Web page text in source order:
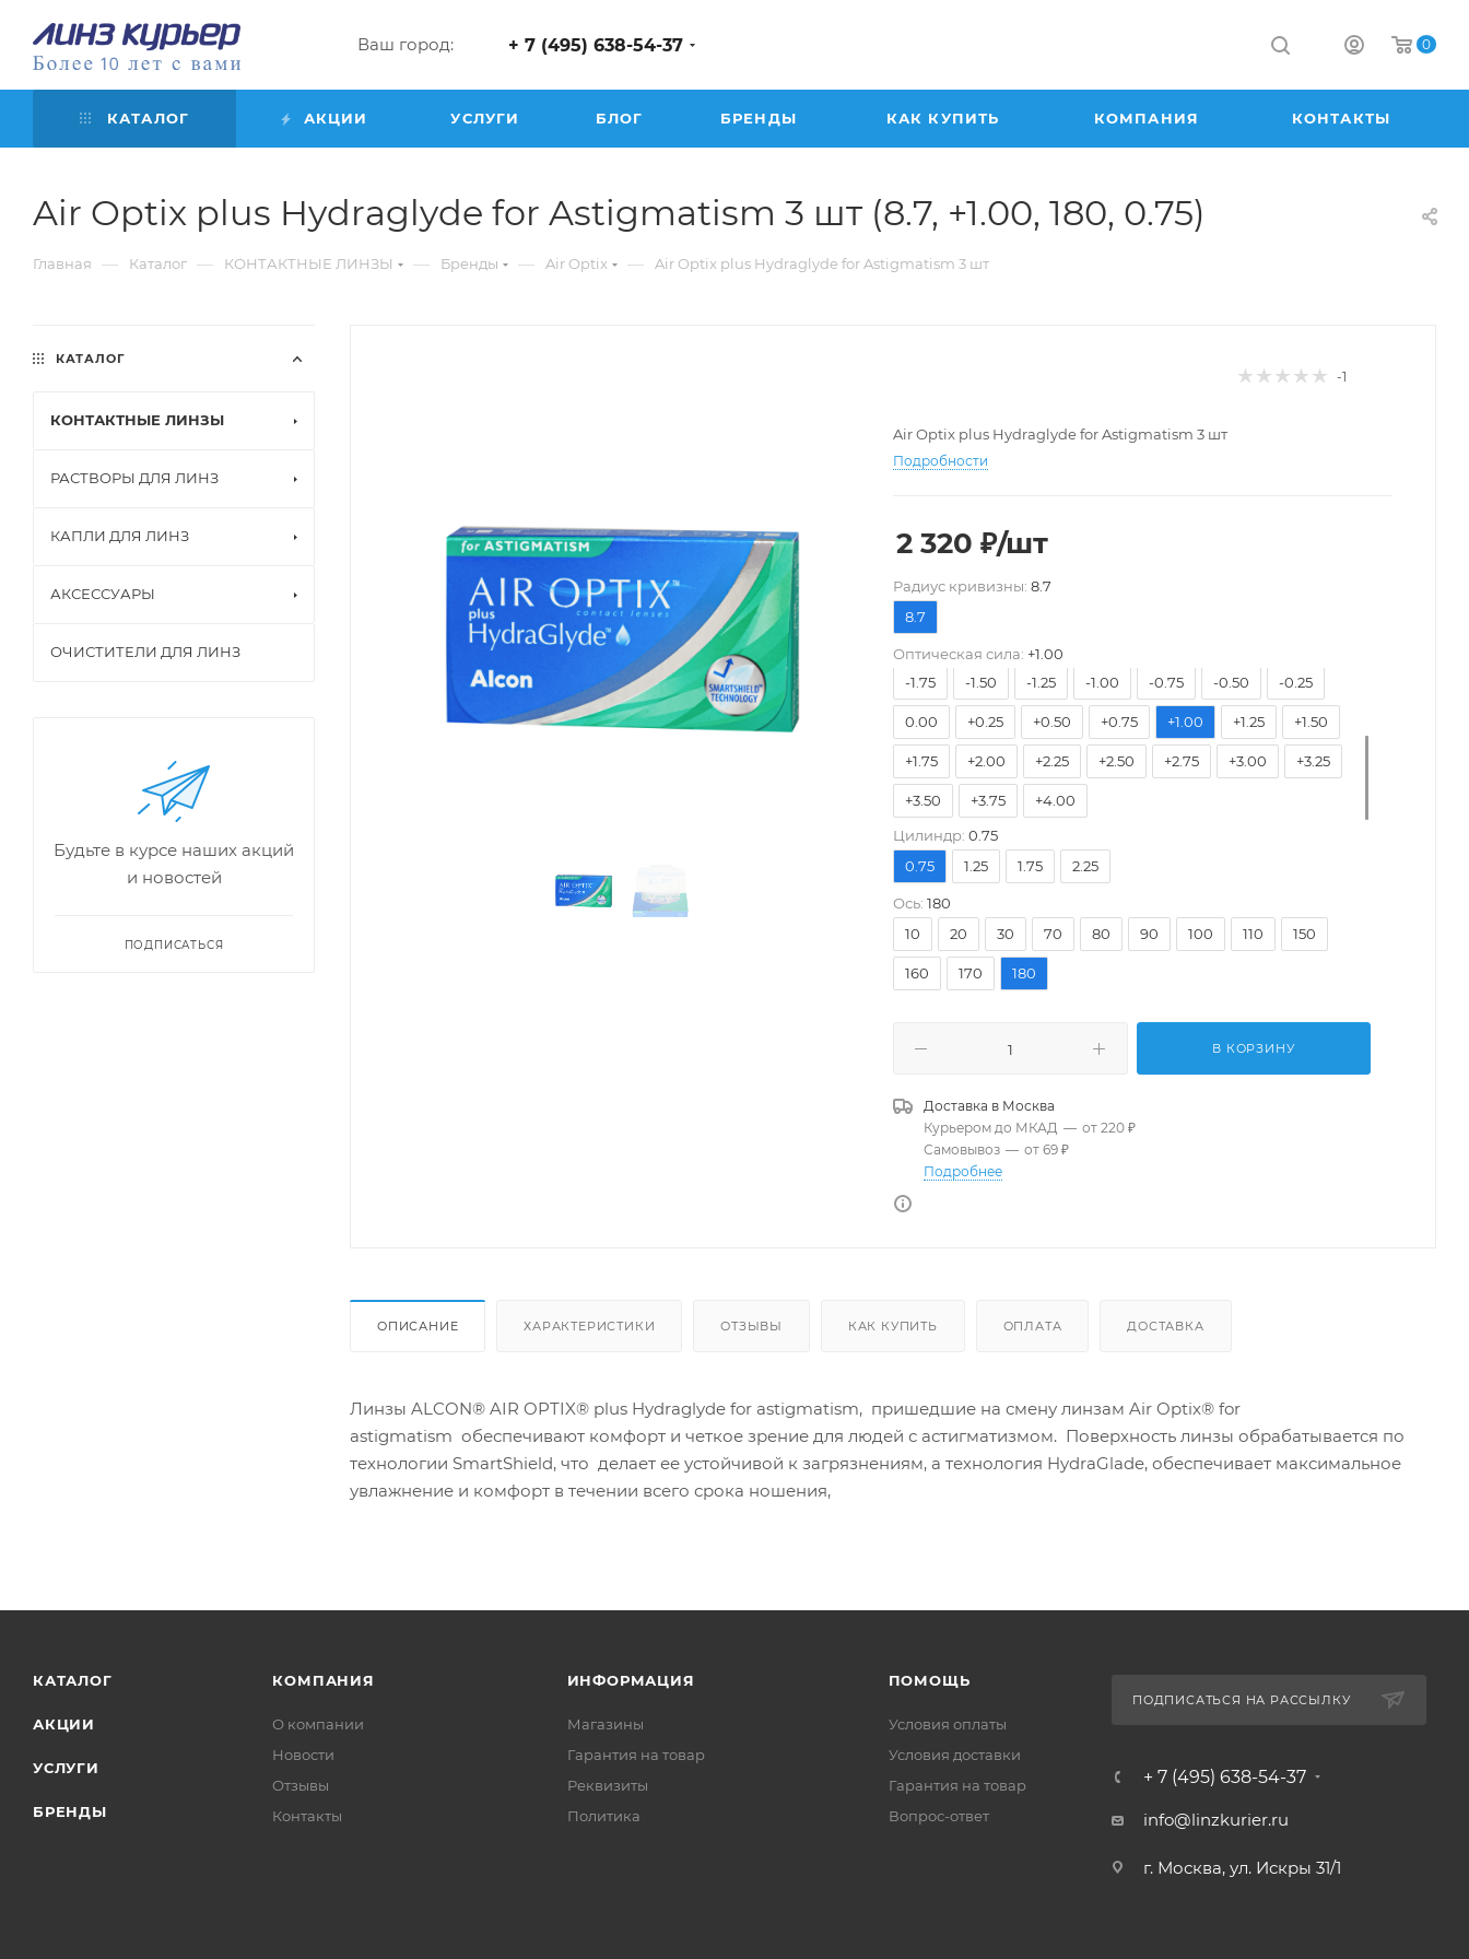
Ваш город: + 7 (495) 638-54-37 0
КАТАЛОГ АКЦИИ УСЛУГИ БЛОГ БРЕНДЫ КАК КУПИТЬ КОМПАНИЯ КОНТАКТЫ
Air Optix plus Hydraglyde for Astigmatism 3 шт (8.7, +1.00, 180, 0.75)
Главная — Каталог — КОНТАКТНЫЕ ЛИНЗЫ — Бренды — Air Optix — Air Optix plus Hydraglyde for Astigmatism 3 шт
-1
Air Optix plus Hydraglyde for Astigmatism 3 шт
Подробности
2 320 ₽/шт
Pадиус кривизны: 8.7
8.7
Оптическая сила: +1.00
-5.25
-1.75 -1.50 -1.25 -1.00 -0.75 -0.50 -0.25
0.00 +0.25 +0.50 +0.75 +1.00 +1.25 +1.50
+1.75 +2.00 +2.25 +2.50 +2.75 +3.00 +3.25
+3.50 +3.75
+4.00
Цилиндр: 0.75
0.75
1.25 1.75 2.25
Ось: 180
10
20 30 70 80 90 100 110 150
160 170 180
В КОРЗИНУ
Доставка в Москва
Курьером до МКАД — от 220 ₽
Самовывоз — от 69 ₽
Подробнее
ОПИСАНИЕ ХАРАКТЕРИСТИКИ ОТЗЫВЫ КАК КУПИТЬ ОПЛАТА ДОСТАВКА
Линзы ALCON® AIR OPTIX® plus Hydraglyde for astigmatism, пришедшие на смену линзам Air Optix® for
astigmatism обеспечивают комфорт и четкое зрение для людей с астигматизмом. Поверхность линзы обрабатывается по
технологии SmartShield, что делает ее устойчивой к загрязнениям, а технология HydraGlade, обеспечивает максимальное
увлажнение и комфорт в течении всего срока ношения,
КАТАЛОГ
КОНТАКТНЫЕ ЛИНЗЫ
РАСТВОРЫ ДЛЯ ЛИНЗ
КАПЛИ ДЛЯ ЛИНЗ
АКСЕССУАРЫ
ОЧИСТИТЕЛИ ДЛЯ ЛИНЗ
Будьте в курсе наших акций
и новостей
ПОДПИСАТЬСЯ
КАТАЛОГ
АКЦИИ
УСЛУГИ
БРЕНДЫ
КОМПАНИЯ
О компании
Новости
Отзывы
Контакты
ИНФОРМАЦИЯ
Магазины
Гарантия на товар
Реквизиты
Политика
ПОМОЩЬ
Условия оплаты
Условия доставки
Гарантия на товар
Вопрос-ответ
ПОДПИСАТЬСЯ НА РАССЫЛКУ
+ 7 (495) 638-54-37
info@linzkurier.ru
г. Москва, ул. Искры 31/1